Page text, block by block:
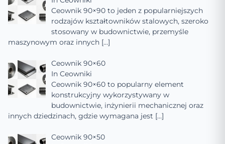
Ceownik 90×90 to jeden z popularniejszych
rodzajów kształtowników stalowych, szeroko
stosowany w budownictwie, przemyśle
maszynowym oraz innych […]
Ceownik 90×60
In Ceowniki
Ceownik 90×60 to popularny element
konstrukcyjny wykorzystywany w
budownictwie, inżynierii mechanicznej oraz
innych dziedzinach, gdzie wymagana jest […]
Ceownik 90×50